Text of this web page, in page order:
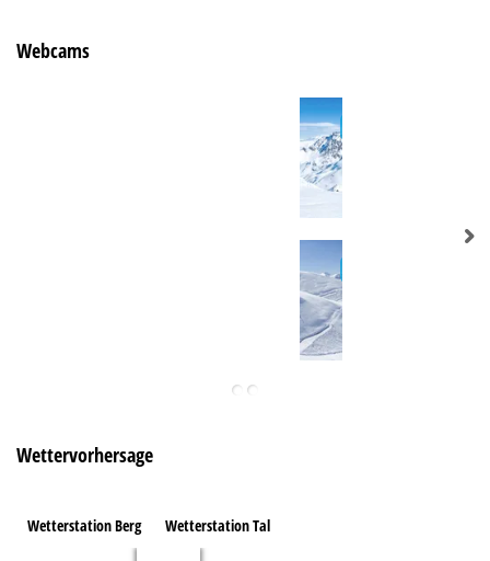
Webcams
Wettervorhersage
Wetterstation Berg Wetterstation Tal